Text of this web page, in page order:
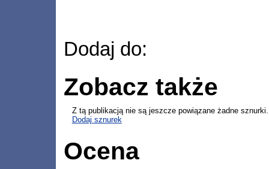
Dodaj do:
Zobacz także
Z tą publikacją nie są jeszcze powiązane żadne sznurki.
Dodaj sznurek
Ocena